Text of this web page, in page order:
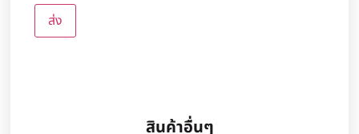
สินค้าอื่นๆ